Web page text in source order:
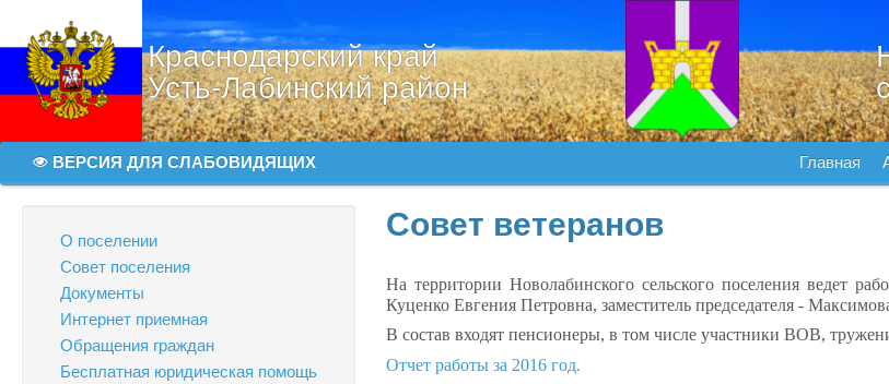
Краснодарский край
Усть-Лабинский район
ВЕРСИЯ ДЛЯ СЛАБОВИДЯЩИХ Главная
О поселении
Совет поселения
Документы
Интернет приемная
Обращения граждан
Бесплатная юридическая помощь
Совет ветеранов
На территории Новолабинского сельского поселения ведет
Куценко Евгения Петровна, заместитель председателя -
В состав входят пенсионеры, в том числе участники ВОВ,
Отчет работы за 2016 год.